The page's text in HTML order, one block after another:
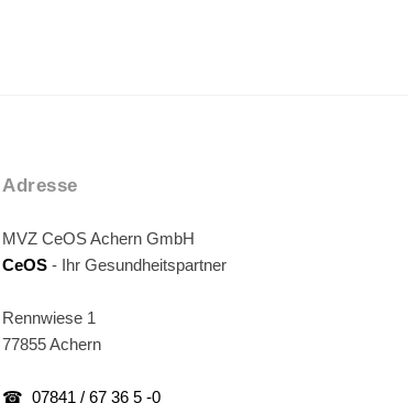
Adresse
MVZ CeOS Achern GmbH
CeOS - Ihr Gesundheitspartner
Rennwiese 1
77855 Achern
☎ 07841 / 67 36 5 -0